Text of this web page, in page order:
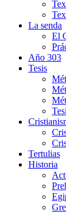
La senda
El
Año 303
Tesis
Tertulias
Historia